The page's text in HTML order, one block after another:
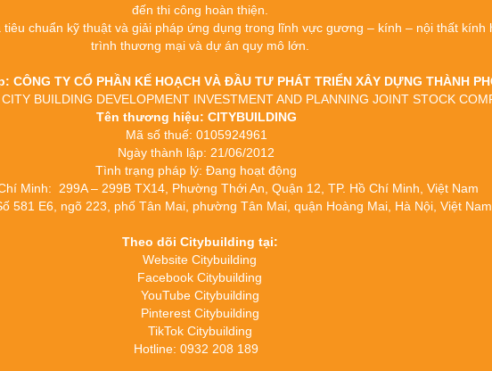
đến thi công hoàn thiện.
chuẩn kỹ thuật và giải pháp ứng dụng trong lĩnh vực gương – kính – nội thất kính
trình thương mại và dự án quy mô lớn.
TY CỔ PHẦN KẾ HOẠCH VÀ ĐẦU TƯ PHÁT TRIỂN XÂY DỰNG THÀNH
BUILDING DEVELOPMENT INVESTMENT AND PLANNING JOINT STOCK
Tên thương hiệu: CITYBUILDING
Mã số thuế: 0105924961
Ngày thành lập: 21/06/2012
Tình trạng pháp lý: Đang hoạt động
Minh: 299A – 299B TX14, Phường Thới An, Quận 12, TP. Hồ Chí Minh, Việt Nam
581 E6, ngõ 223, phố Tân Mai, phường Tân Mai, quận Hoàng Mai, Hà Nội, Việt Nam
Theo dõi Citybuilding tại:
Website Citybuilding
Facebook Citybuilding
YouTube Citybuilding
Pinterest Citybuilding
TikTok Citybuilding
Hotline: 0932 208 189